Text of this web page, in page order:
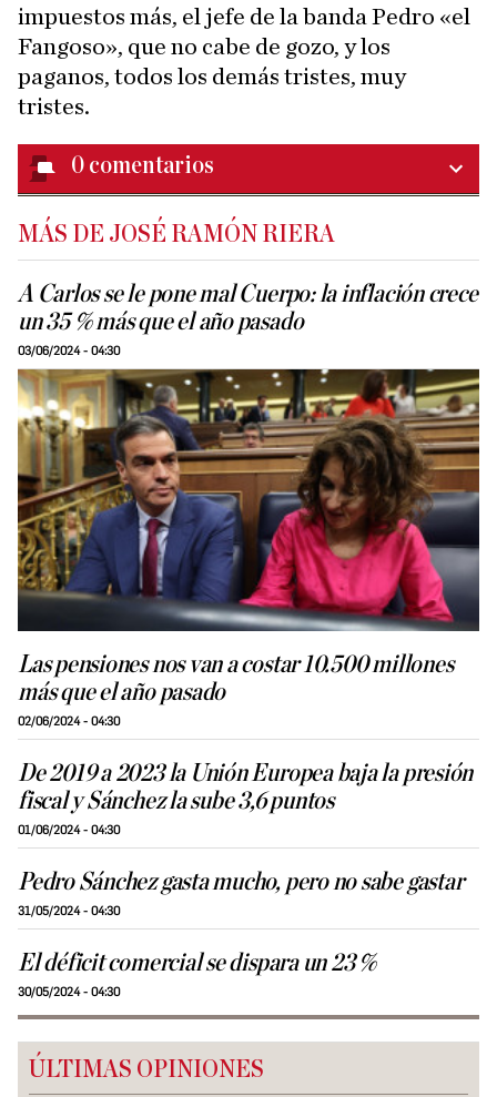
impuestos más, el jefe de la banda Pedro «el
Fangoso», que no cabe de gozo, y los
paganos, todos los demás tristes, muy
tristes.
0 comentarios
MÁS DE JOSÉ RAMÓN RIERA
A Carlos se le pone mal Cuerpo: la inflación crece
un 35 % más que el año pasado
03/06/2024 - 04:30
Las pensiones nos van a costar 10.500 millones
más que el año pasado
02/06/2024 - 04:30
De 2019 a 2023 la Unión Europea baja la presión
fiscal y Sánchez la sube 3,6 puntos
01/06/2024 - 04:30
Pedro Sánchez gasta mucho, pero no sabe gastar
31/05/2024 - 04:30
El déficit comercial se dispara un 23 %
30/05/2024 - 04:30
ÚLTIMAS OPINIONES